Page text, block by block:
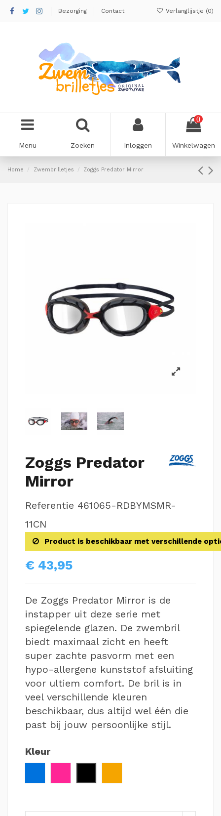
Bezorging Contact Verlanglijstje (0)
Menu Zoeken Inloggen
0
Winkelwagen
Home Zwembrilletjes Zoggs Predator Mirror
Zoggs Predator
Mirror
Referentie 461065-RDBYMSMR-
11CN
Product is beschikbaar met verschillende
€ 43,95
De Zoggs Predator Mirror is de
instapper uit deze serie met
spiegelende glazen. De zwembril
biedt maximaal zicht en heeft
super zachte pasvorm met een
hypo-allergene kunststof afsluiting
voor ultiem comfort. De bril is in
veel verschillende kleuren
beschikbaar, dus altijd wel één die
past bij jouw persoonlijke stijl.
Kleur